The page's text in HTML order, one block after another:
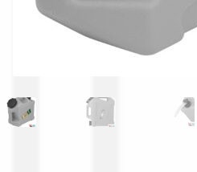
Garanzia del produttore
Guida all’utilizzo del sito